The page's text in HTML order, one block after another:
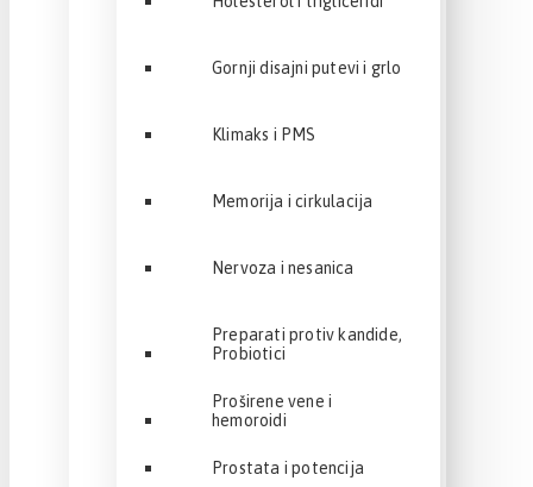
Gornji disajni putevi i grlo
Klimaks i PMS
Memorija i cirkulacija
Nervoza i nesanica
Preparati protiv kandide,
Probiotici
Proširene vene i
hemoroidi
Prostata i potencija